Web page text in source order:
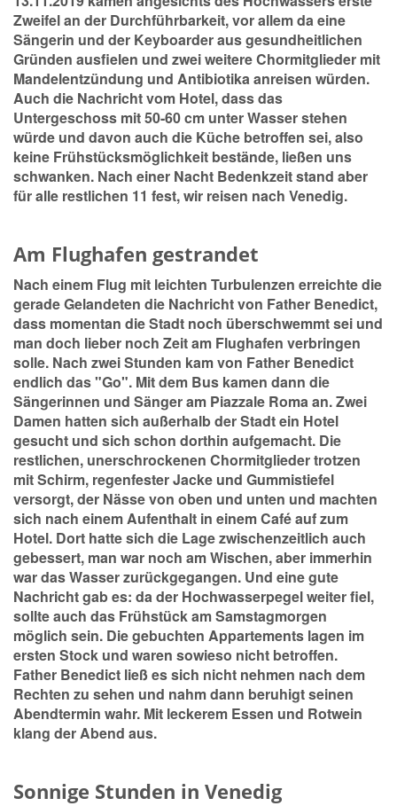
Zweifel an der Durchführbarkeit, vor allem da eine
Sängerin und der Keyboarder aus gesundheitlichen
Gründen ausfielen und zwei weitere Chormitglieder mit
Mandelentzündung und Antibiotika anreisen würden.
Auch die Nachricht vom Hotel, dass das
Untergeschoss mit 50-60 cm unter Wasser stehen
würde und davon auch die Küche betroffen sei, also
keine Frühstücksmöglichkeit bestände, ließen uns
schwanken. Nach einer Nacht Bedenkzeit stand aber
für alle restlichen 11 fest, wir reisen nach Venedig.
Am Flughafen gestrandet
Nach einem Flug mit leichten Turbulenzen erreichte die
gerade Gelandeten die Nachricht von Father Benedict,
dass momentan die Stadt noch überschwemmt sei und
man doch lieber noch Zeit am Flughafen verbringen
solle. Nach zwei Stunden kam von Father Benedict
endlich das "Go". Mit dem Bus kamen dann die
Sängerinnen und Sänger am Piazzale Roma an. Zwei
Damen hatten sich außerhalb der Stadt ein Hotel
gesucht und sich schon dorthin aufgemacht. Die
restlichen, unerschrockenen Chormitglieder trotzen
mit Schirm, regenfester Jacke und Gummistiefel
versorgt, der Nässe von oben und unten und machten
sich nach einem Aufenthalt in einem Café auf zum
Hotel. Dort hatte sich die Lage zwischenzeitlich auch
gebessert, man war noch am Wischen, aber immerhin
war das Wasser zurückgegangen. Und eine gute
Nachricht gab es: da der Hochwasserpegel weiter fiel,
sollte auch das Frühstück am Samstagmorgen
möglich sein. Die gebuchten Appartements lagen im
ersten Stock und waren sowieso nicht betroffen.
Father Benedict ließ es sich nicht nehmen nach dem
Rechten zu sehen und nahm dann beruhigt seinen
Abendtermin wahr. Mit leckerem Essen und Rotwein
klang der Abend aus.
Sonnige Stunden in Venedig